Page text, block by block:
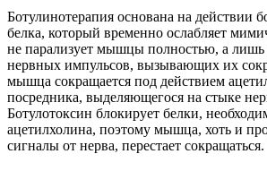
Ботулинотерапия основана на действии
белка, который временно ослабляет
не парализует мышцы полностью, а лишь
нервных импульсов, вызывающих их
мышца сокращается под действием
посредника, выделяющегося на стыке
Ботулотоксин блокирует белки,
ацетилхолина, поэтому мышца, хоть и
сигналы от нерва, перестает сокращаться.